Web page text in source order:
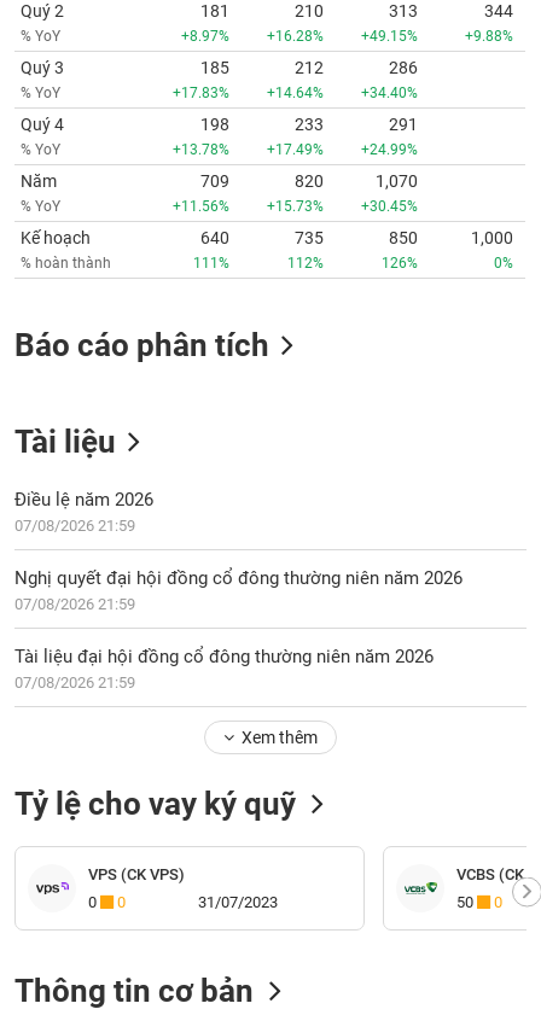
Quý 2
% YoY
181
+8.97%
210
+16.28%
313
+49.15%
344
+9.88%
Quý 3
% YoY
185
+17.83%
212
+14.64%
286
+34.40%
Quý 4
% YoY
198
+13.78%
233
+17.49%
291
+24.99%
Năm
% YoY
709
+11.56%
820
+15.73%
1,070
+30.45%
Kế hoạch
% hoàn thành
640
111%
735
112%
850
126%
1,000
0%
Báo cáo phân tích
Tài liệu
Điều lệ năm 2026
07/08/2026 21:59
Nghị quyết đại hội đồng cổ đông thường niên năm 2026
07/08/2026 21:59
Tài liệu đại hội đồng cổ đông thường niên năm 2026
07/08/2026 21:59
Xem thêm
Tỷ lệ cho vay ký quỹ
VPS (CK VPS)
0
0 31/07/2023
VCBS (CK
50
0
Thông tin cơ bản